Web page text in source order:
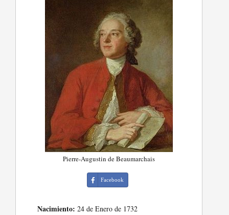
Pierre-Augustin de Beaumarchais
Facebook
Nacimiento: 24 de Enero de 1732